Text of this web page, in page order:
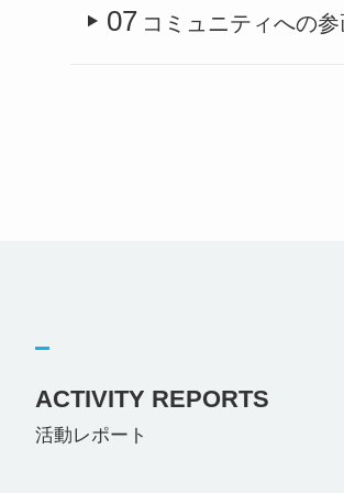
07 コミュニティへの
ACTIVITY REPORTS
活動レポート